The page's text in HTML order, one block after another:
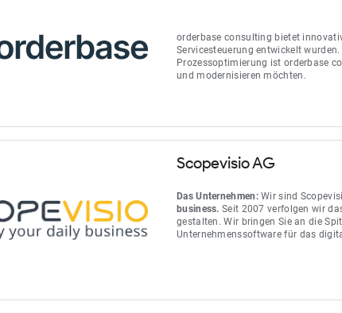
orderbase consulting bietet
Servicesteuerung entwickelt
Prozessoptimierung ist orderbase
und modernisieren möchten.
Scopevisio AG
Das Unternehmen:Wir sind
business. Seit 2007 verfolgen wir
gestalten. Wir bringen Sie an die
Unternehmenssoftware für das